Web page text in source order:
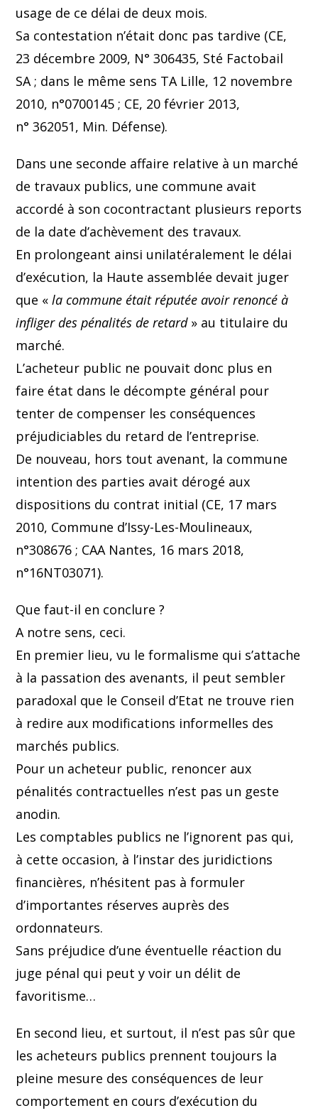
usage de ce délai de deux mois.
Sa contestation n’était donc pas tardive (CE,
23 décembre 2009, N° 306435, Sté Factobail
SA ; dans le même sens TA Lille, 12 novembre
2010, n°0700145 ; CE, 20 février 2013,
n° 362051, Min. Défense).
Dans une seconde affaire relative à un marché
de travaux publics, une commune avait
accordé à son cocontractant plusieurs reports
de la date d’achèvement des travaux.
En prolongeant ainsi unilatéralement le délai
d’exécution, la Haute assemblée devait juger
que «la commune était réputée avoir renoncé à
infliger des pénalités de retard» au titulaire du
marché.
L’acheteur public ne pouvait donc plus en
faire état dans le décompte général pour
tenter de compenser les conséquences
préjudiciables du retard de l’entreprise.
De nouveau, hors tout avenant, la commune
intention des parties avait dérogé aux
dispositions du contrat initial (CE, 17 mars
2010, Commune d’Issy-Les-Moulineaux,
n°308676 ; CAA Nantes, 16 mars 2018,
n°16NT03071).
Que faut-il en conclure ?
A notre sens, ceci.
En premier lieu, vu le formalisme qui s’attache
à la passation des avenants, il peut sembler
paradoxal que le Conseil d’Etat ne trouve rien
à redire aux modifications informelles des
marchés publics.
Pour un acheteur public, renoncer aux
pénalités contractuelles n’est pas un geste
anodin.
Les comptables publics ne l’ignorent pas qui,
à cette occasion, à l’instar des juridictions
financières, n’hésitent pas à formuler
d’importantes réserves auprès des
ordonnateurs.
Sans préjudice d’une éventuelle réaction du
juge pénal qui peut y voir un délit de
favoritisme…
En second lieu, et surtout, il n’est pas sûr que
les acheteurs publics prennent toujours la
pleine mesure des conséquences de leur
comportement en cours d’exécution du